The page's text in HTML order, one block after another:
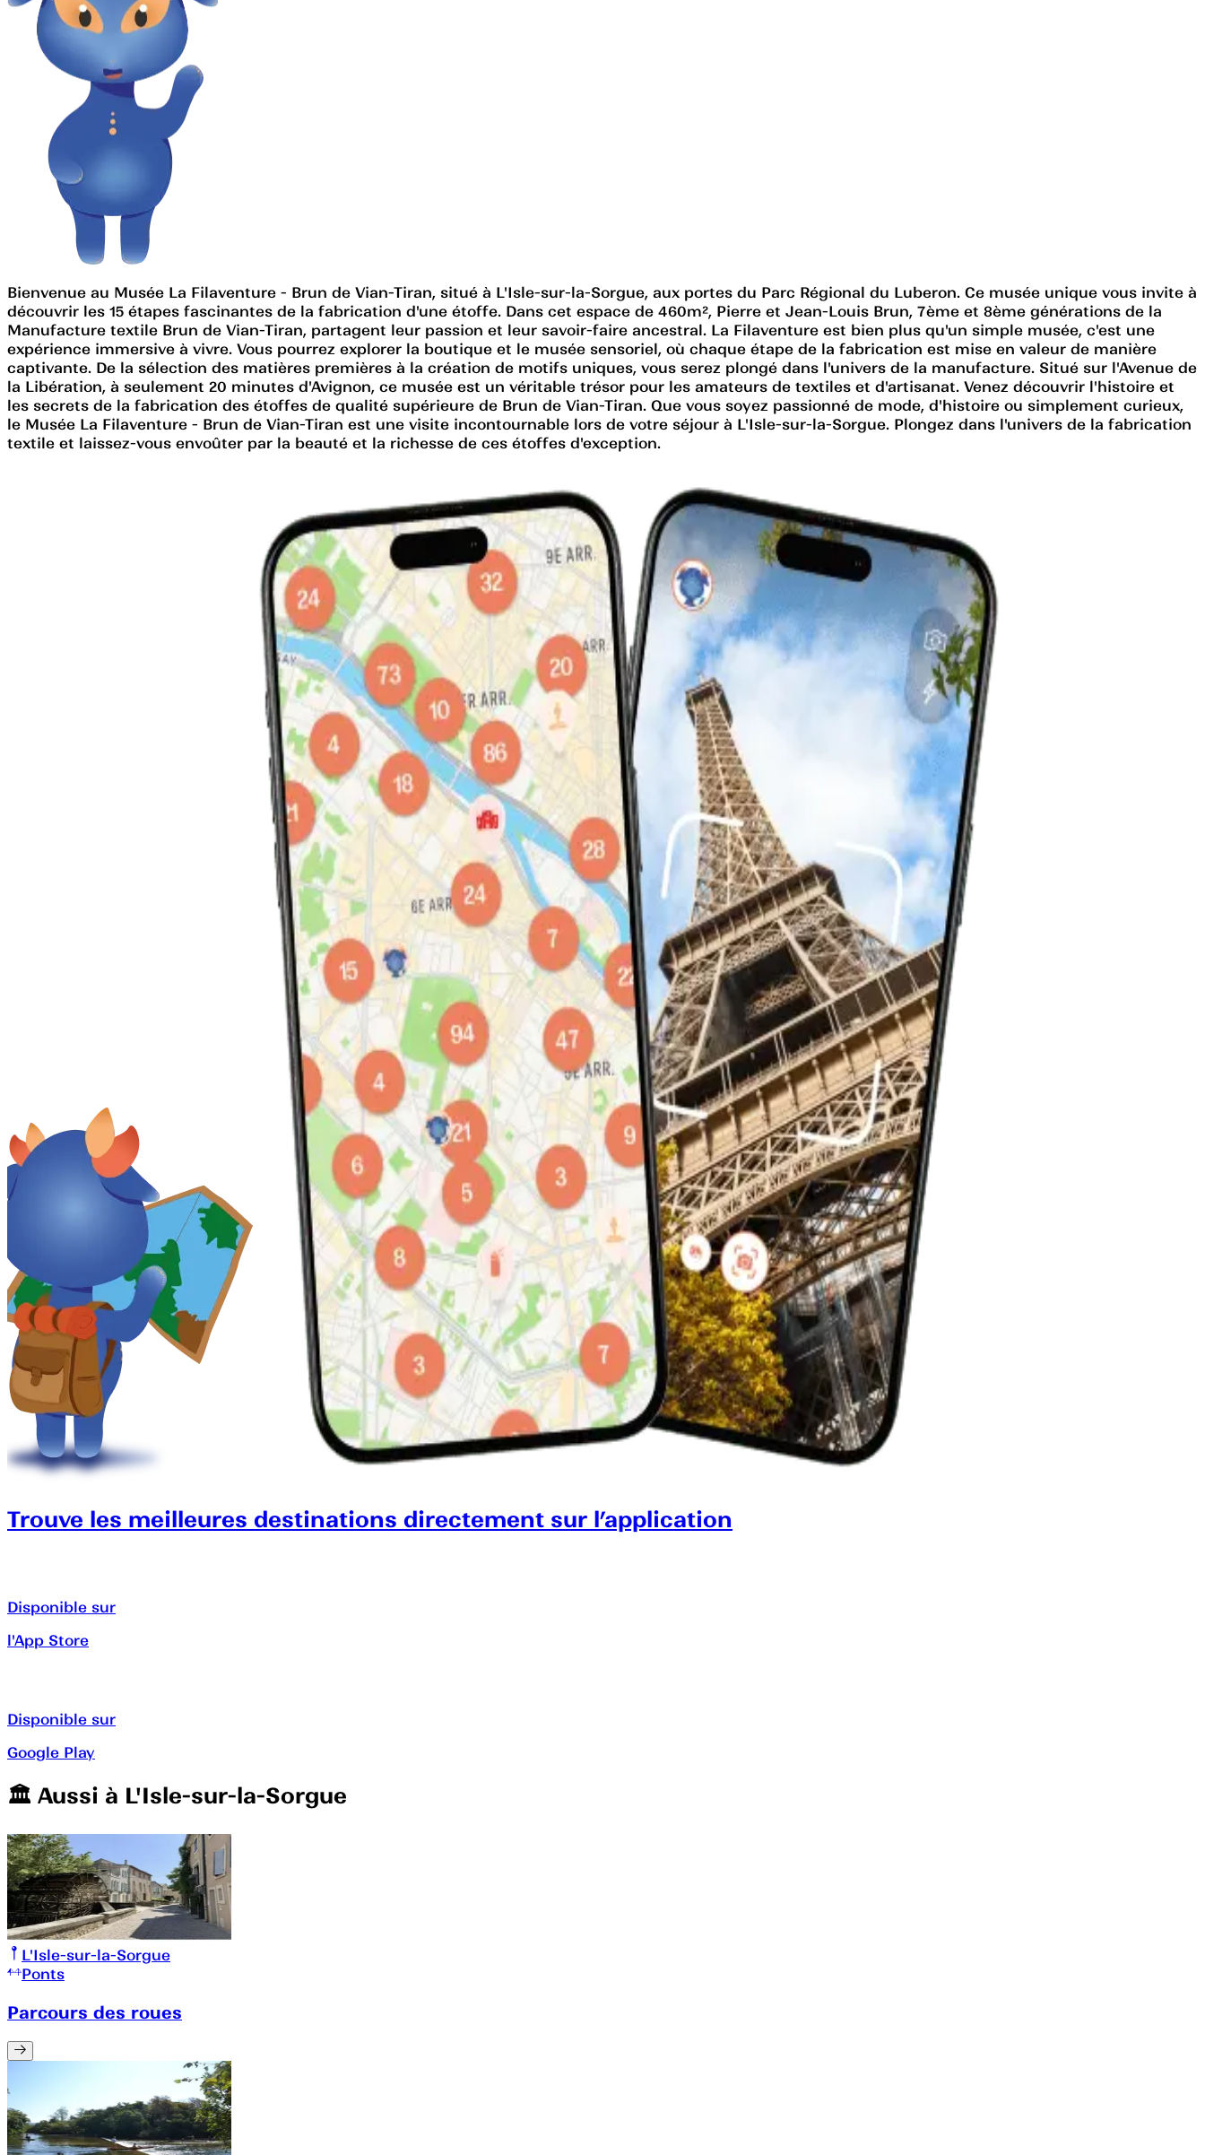
Bienvenue au Musée La Filaventure - Brun de Vian-Tiran, situé à L'Isle-sur-la-Sorgue, aux portes du Parc Régional du Luberon. Ce musée unique vous invite à
découvrir les 15 étapes fascinantes de la fabrication d'une étoffe. Dans cet espace de 460m², Pierre et Jean-Louis Brun, 7ème et 8ème générations de la
Manufacture textile Brun de Vian-Tiran, partagent leur passion et leur savoir-faire ancestral. La Filaventure est bien plus qu'un simple musée, c'est une
expérience immersive à vivre. Vous pourrez explorer la boutique et le musée sensoriel, où chaque étape de la fabrication est mise en valeur de manière
captivante. De la sélection des matières premières à la création de motifs uniques, vous serez plongé dans l'univers de la manufacture. Situé sur l'Avenue de
la Libération, à seulement 20 minutes d'Avignon, ce musée est un véritable trésor pour les amateurs de textiles et d'artisanat. Venez découvrir l'histoire et
les secrets de la fabrication des étoffes de qualité supérieure de Brun de Vian-Tiran. Que vous soyez passionné de mode, d'histoire ou simplement curieux,
le Musée La Filaventure - Brun de Vian-Tiran est une visite incontournable lors de votre séjour à L'Isle-sur-la-Sorgue. Plongez dans l'univers de la fabrication
textile et laissez-vous envoûter par la beauté et la richesse de ces étoffes d'exception.
Trouve les meilleures destinations directement sur l’application
Disponible sur
l'App Store
Disponible sur
Google Play
🏛️️ Aussi à L'Isle-sur-la-Sorgue
L'Isle-sur-la-Sorgue
Ponts
Parcours des roues